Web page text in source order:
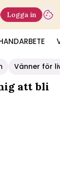
Logga in
Vänner för
att bli